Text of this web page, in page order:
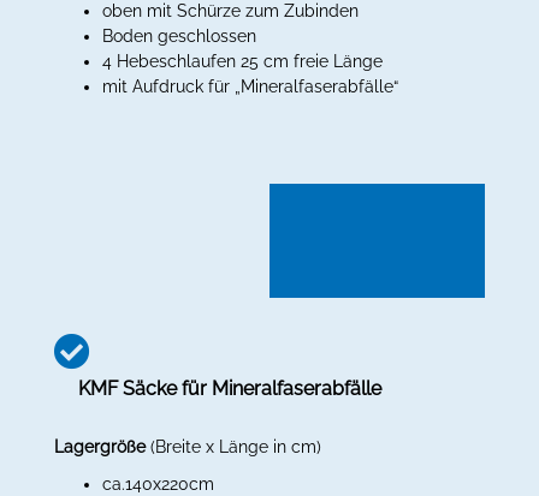
oben mit Schürze zum Zubinden
Boden geschlossen
4 Hebeschlaufen 25 cm freie Länge
mit Aufdruck für „Mineralfaserabfälle“
KMF Säcke für Mineralfaserabfälle
Lagergröße(Breite x Länge in cm)
ca.140x220cm